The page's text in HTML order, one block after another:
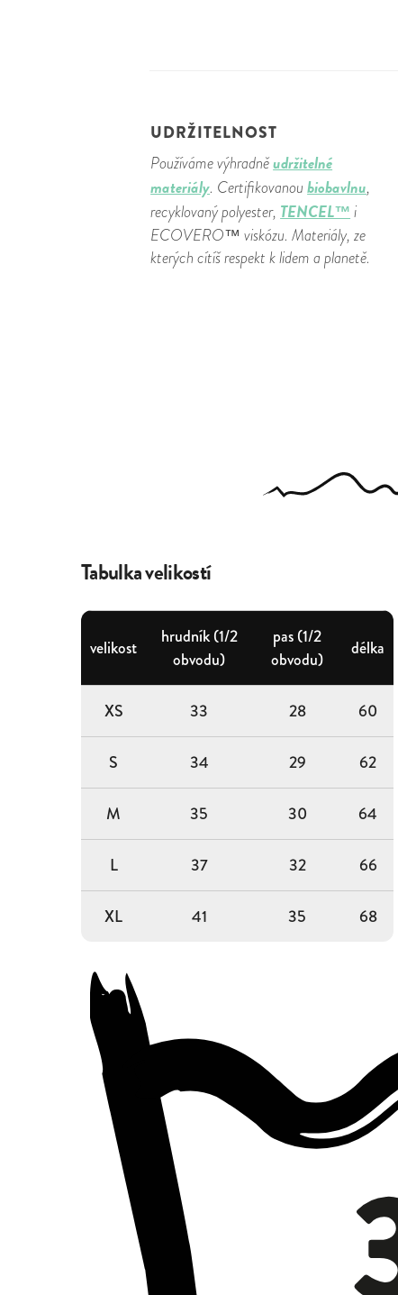
UDRŽITELNOST
Používáme výhradněudržitelné
materiály. Certifikovanoubiobavlnu,
recyklovaný polyester, TENCEL™ i
ECOVERO™ viskózu. Materiály, ze
kterých cítíš respekt k lidem a planetě.
Tabulka velikostí
velikost
hrudník (1/2
obvodu)
pas (1/2
obvodu)
délka
XS 33 28 60
S 34 29 62
M 35 30 64
L 37 32 66
XL 41 35 68